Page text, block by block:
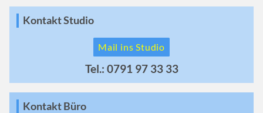
Kontakt Studio
Mail ins Studio
Tel.: 0791 97 33 33
Kontakt Büro